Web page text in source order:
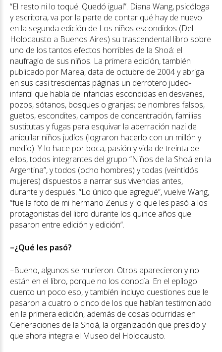
“El resto ni lo toqué. Quedó igual”. Diana Wang, psicóloga
y escritora, va por la parte de contar qué hay de nuevo
en la segunda edición de Los niños escondidos (Del
Holocausto a Buenos Aires) su trascendental libro sobre
uno de los tantos efectos horribles de la Shoá: el
naufragio de sus niños. La primera edición, también
publicado por Marea, data de octubre de 2004 y abriga
en sus casi trescientas páginas un derrotero judeo-
infantil que habla de infancias escondidas en desvanes,
pozos, sótanos, bosques o granjas; de nombres falsos,
guetos, escondites, campos de concentración, familias
sustitutas y fugas para esquivar la aberración nazi de
aniquilar niños judíos (lograron hacerlo con un millón y
medio). Y lo hace por boca, pasión y vida de treinta de
ellos, todos integrantes del grupo “Niños de la Shoá en la
Argentina”, y todos (ocho hombres) y todas (veintidós
mujeres) dispuestos a narrar sus vivencias antes,
durante y después. “Lo único que agregué”, vuelve Wang,
“fue la foto de mi hermano Zenus y lo que les pasó a los
protagonistas del libro durante los quince años que
pasaron entre edición y edición”.
–¿Qué les pasó?
–Bueno, algunos se murieron. Otros aparecieron y no
están en el libro, porque no los conocía. En el epílogo
cuento un poco eso, y también incluyo cuestiones que le
pasaron a cuatro o cinco de los que habían testimoniado
en la primera edición, además de cosas ocurridas en
Generaciones de la Shoá, la organización que presido y
que ahora integra el Museo del Holocausto.